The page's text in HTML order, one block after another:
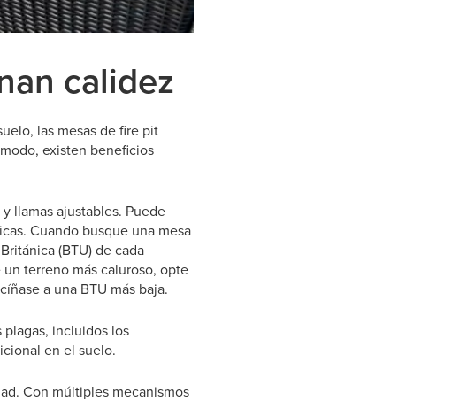
calidez
las mesas de fire pit
existen beneficios
llamas ajustables. Puede
Cuando busque una mesa
(BTU) de cada
terreno más caluroso, opte
a una BTU más baja.
incluidos los
en el suelo.
Con múltiples mecanismos